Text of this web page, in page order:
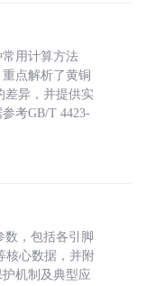
用计算方法
点解析了黄铜
差异，并提供实
考GB/T 4423-
数，包括各引脚
核心数据，并附
机制及典型应